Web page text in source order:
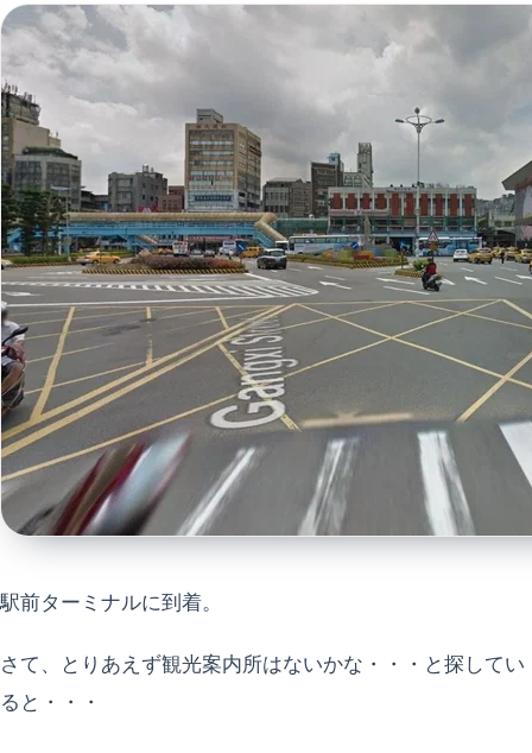
駅前ターミナルに到着。
さて、とりあえず観光案内所はないかな・・・と探してい
ると・・・